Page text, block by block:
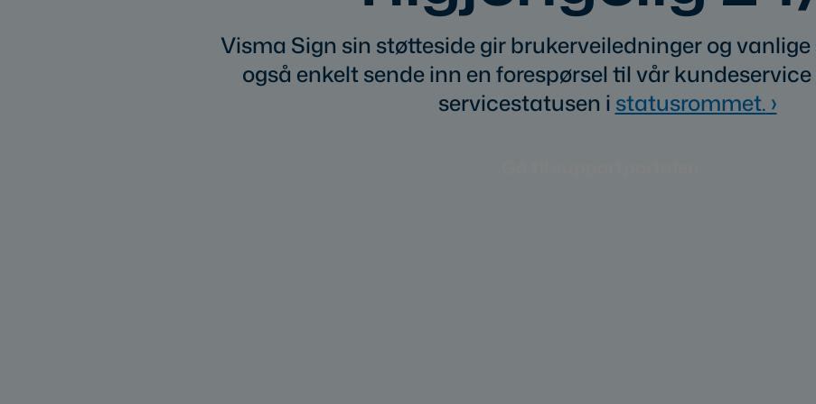
Visma Sign sin støtteside gir brukerveiledninger og
også enkelt sende inn en forespørsel til vår
servicestatusen i statusrommet. ›